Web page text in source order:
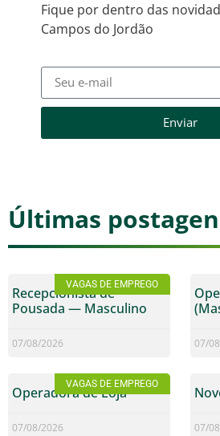
Fique por dentro das
Campos do Jordão
Enviar
Últimas
VAGAS DE EMPREGO
Recepcionista de
Pousada — Masculino
07/08/2026 07/
VAGAS DE EMPREGO
Operadora de Loja
07/08/2026 07/